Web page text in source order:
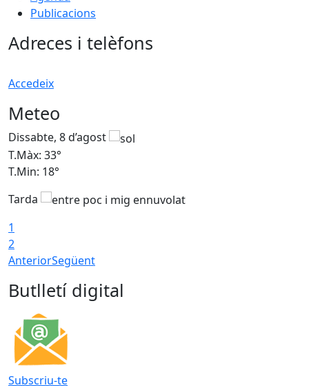
Publicacions
Adreces i telèfons
Accedeix
Meteo
Dissabte, 8 d’agost
T.Màx: 33°
T.Min: 18°
Tarda
1
2
AnteriorSegüent
Butlletí digital
Subscriu-te